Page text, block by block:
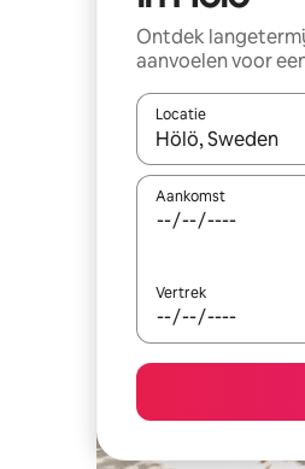
Ontdek
aanvoelen voor
Locatie
Wanneer er
Aankomst
Vertrek